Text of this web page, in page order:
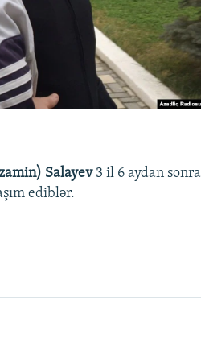
Salayev 3 il 6 aydan sonra
ediblər.